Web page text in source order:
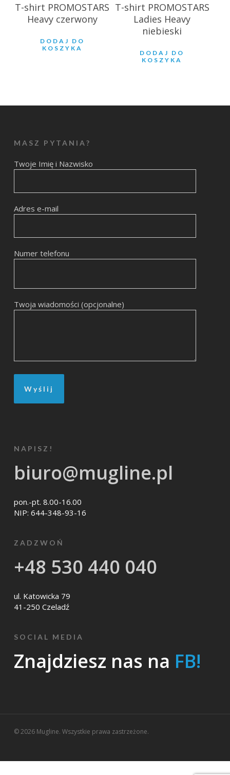
T-shirt PROMOSTARS
Heavy czerwony
DODAJ DO
KOSZYKA
T-shirt PROMOSTARS
Ladies Heavy
niebieski
DODAJ DO
KOSZYKA
MASZ PYTANIA?
Twoje Imię i Nazwisko
Adres e-mail
Numer telefonu
Twoja wiadomości (opcjonalne)
NAPISZ!
biuro@mugline.pl
pon.-pt. 8.00-16.00
NIP: 644-348-93-16
ZADZWOŃ
+48 530 440 040
ul. Katowicka 79
41-250 Czeladź
SOCIAL MEDIA
Znajdziesz nas na FB!
© 2026 Mugline. Wszystkie prawa zastrzeżone.